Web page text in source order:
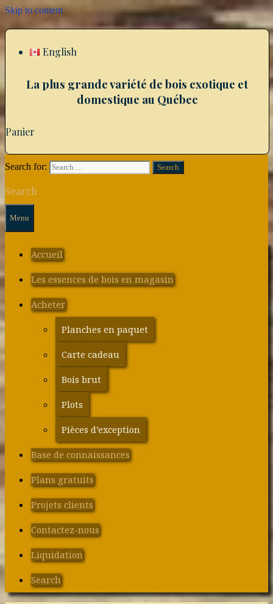
Skip to content
English
La plus grande variété de bois exotique et
domestique au Québec
Panier
Search for:
Search
Menu
Accueil
Les essences de bois en magasin
Acheter
Planches en paquet
Carte cadeau
Bois brut
Plots
Pièces d’exception
Base de connaissances
Plans gratuits
Projets clients
Contactez-nous
Liquidation
Search